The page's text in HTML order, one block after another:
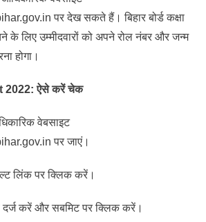
पर देख सकते हैं। बिहार बोर्ड कक्षा
के लिए उम्मीदवारों को अपने रोल नंबर और जन्म
होगा।
2022: ऐसे करें चेक
वेबसाइट
पर जाएं।
लिंक पर क्लिक करें।
करें और सबमिट पर क्लिक करें।